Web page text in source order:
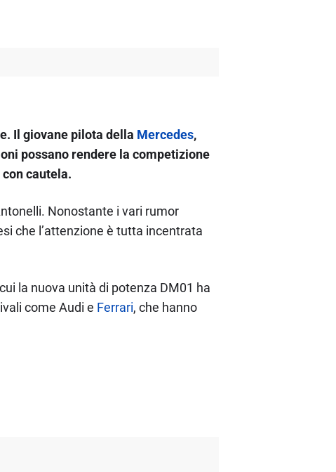
Il giovane pilota della Mercedes,
possano rendere la competizione
cautela.
Nonostante i vari rumor
che l’attenzione è tutta incentrata
la nuova unità di potenza DM01 ha
come Audi e Ferrari, che hanno